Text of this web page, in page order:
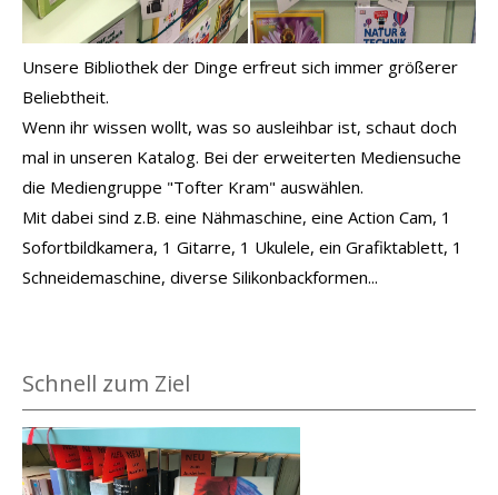
Unsere Bibliothek der Dinge erfreut sich immer größerer
Beliebtheit.
Wenn ihr wissen wollt, was so ausleihbar ist, schaut doch
mal in unseren Katalog. Bei der erweiterten Mediensuche
die Mediengruppe "Tofter Kram" auswählen.
Mit dabei sind z.B. eine Nähmaschine, eine Action Cam, 1
Sofortbildkamera, 1 Gitarre, 1 Ukulele, ein Grafiktablett, 1
Schneidemaschine, diverse Silikonbackformen...
Schnell zum Ziel